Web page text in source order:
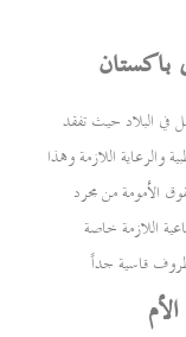
باكستان
في البلاد حيث تفقد
والرعاية اللازمة وهذا
الأمومة من مجرد
اللازمة خاصة
ظروف قاسية جداً